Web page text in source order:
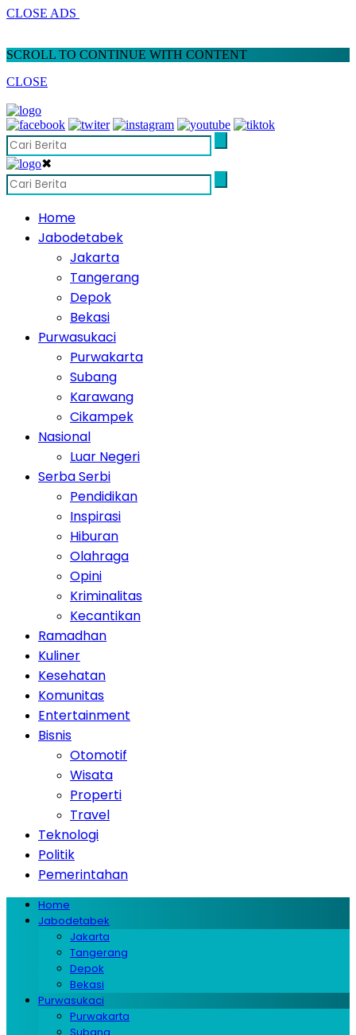
CLOSE ADS
SCROLL TO CONTINUE WITH CONTENT
CLOSE
✖
Home
Jabodetabek
Jakarta
Tangerang
Depok
Bekasi
Purwasukaci
Purwakarta
Subang
Karawang
Cikampek
Nasional
Luar Negeri
Serba Serbi
Pendidikan
Inspirasi
Hiburan
Olahraga
Opini
Kriminalitas
Kecantikan
Ramadhan
Kuliner
Kesehatan
Komunitas
Entertainment
Bisnis
Otomotif
Wisata
Properti
Travel
Teknologi
Politik
Pemerintahan
Home
Jabodetabek
Jakarta
Tangerang
Depok
Bekasi
Purwasukaci
Purwakarta